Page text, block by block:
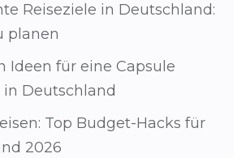
Reiseziele in Deutschland:
planen
Ideen für eine Capsule
Deutschland
Top Budget-Hacks für
2026